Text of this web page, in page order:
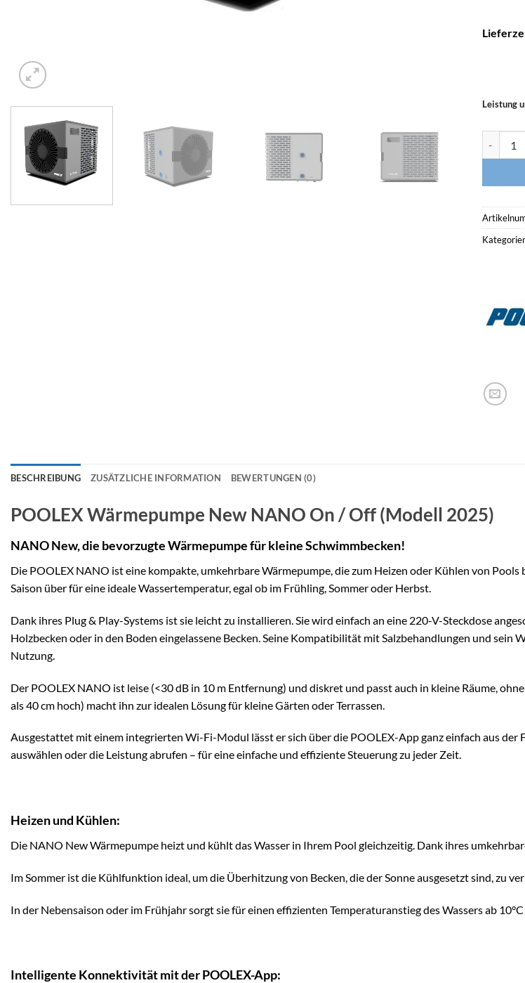
Leistung
BESCHREIBUNG ZUSÄTZLICHE INFORMATION BEWERTUNGEN (0)
POOLEX Wärmepumpe New NANO On / Off (Modell 2025)
NANO New, die bevorzugte Wärmepumpe für kleine Schwimmbecken!
Die POOLEX NANO ist eine kompakte, umkehrbare Wärmepumpe, die zum Heizen oder Kühlen von
Saison über für eine ideale Wassertemperatur, egal ob im Frühling, Sommer oder Herbst.
Dank ihres Plug & Play-Systems ist sie leicht zu installieren. Sie wird einfach an eine 220-V-Steckdose
Holzbecken oder in den Boden eingelassene Becken. Seine Kompatibilität mit Salzbehandlungen und sein
Nutzung.
Der POOLEX NANO ist leise (<30 dB in 10 m Entfernung) und diskret und passt auch in kleine Räume,
als 40 cm hoch) macht ihn zur idealen Lösung für kleine Gärten oder Terrassen.
Ausgestattet mit einem integrierten Wi-Fi-Modul lässt er sich über die POOLEX-App ganz einfach aus
auswählen oder die Leistung abrufen – für eine einfache und effiziente Steuerung zu jeder Zeit.
Heizen und Kühlen:
Die NANO New Wärmepumpe heizt und kühlt das Wasser in Ihrem Pool gleichzeitig. Dank ihres
Im Sommer ist die Kühlfunktion ideal, um die Überhitzung von Becken, die der Sonne ausgesetzt sind, zu
In der Nebensaison oder im Frühjahr sorgt sie für einen effizienten Temperaturanstieg des Wassers ab
Intelligente Konnektivität mit der POOLEX-App: